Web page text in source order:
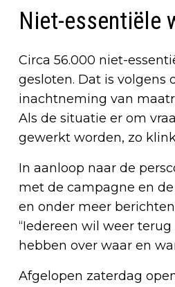
Niet-essentiële
Circa 56.000 niet-
gesloten. Dat is
inachtneming van
Als de situatie er om
gewerkt worden, zo
In aanloop naar de
met de campagne en
en onder meer
“Iedereen wil weer
hebben over waar en
Afgelopen zaterdag